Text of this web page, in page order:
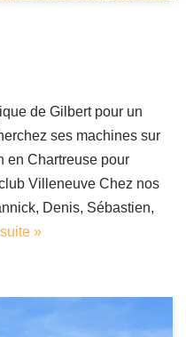
de Gilbert pour un
ses machines sur
en Chartreuse pour
Villeneuve Chez nos
Denis, Sébastien,
»